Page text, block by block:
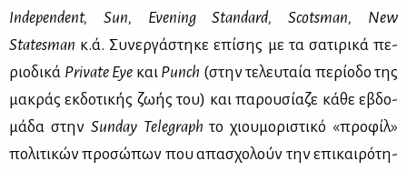
Independent, Sun, Evening Standard, Scotsman, New
Statesman κ.ά. Συ­νερ­γά­στη­κε επί­σης με τα σα­τι­ρι­κά πε­
ριο­δι­κά Private Eye και Punch (στην τε­λευ­ταία πε­ρί­ο­δο της
μα­κράς εκ­δο­τι­κής ζω­ής του) και πα­ρου­σί­α­ζε κά­θε εβδο­
μά­δα στην Sunday Telegraph το χιου­μο­ρι­στι­κό «προ­φίλ»
πο­λι­τι­κών προ­σώ­πων που απα­σχο­λούν την επι­και­ρό­τη­